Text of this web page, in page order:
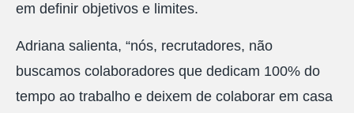
em definir objetivos e limites.
Adriana salienta, “nós, recrutadores, não
buscamos colaboradores que dedicam 100% do
tempo ao trabalho e deixem de colaborar em casa